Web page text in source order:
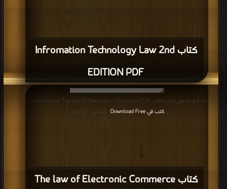
كتاب Infromation Technology Law 2nd
EDITION PDF
كتاب The law of Electronic Commerce
قراءة و تحميل كتاب كتاب The law of Electronic Commerce PDF مجانا | مكتبة >
كتب في Download Free
| التحميل : مرة/مرات